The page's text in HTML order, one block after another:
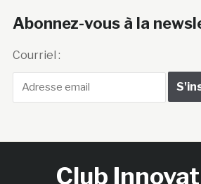
Abonnez-vous à la
Courriel :
Club